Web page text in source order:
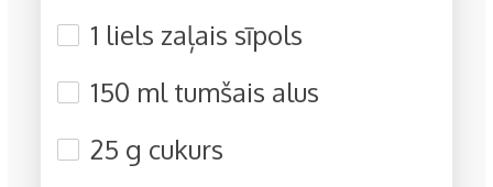
1 liels zaļais sīpols
150 ml tumšais alus
25 g cukurs